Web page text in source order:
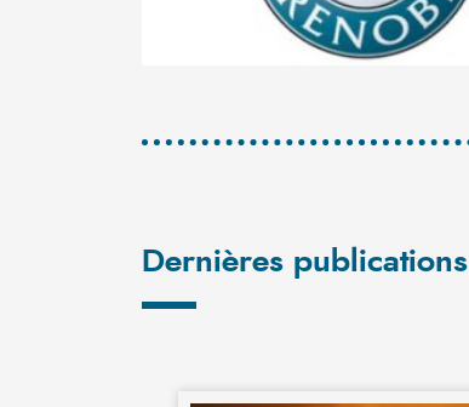
Dernières publications